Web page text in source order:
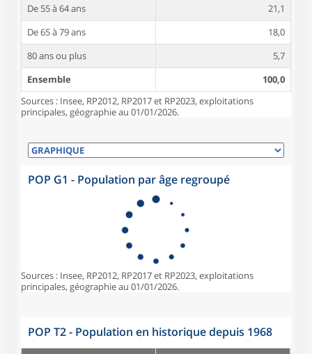
De 55 à 64 ans
21,1
De 65 à 79 ans
18,0
80 ans ou plus
5,7
Ensemble
100,0
Sources : Insee, RP2012, RP2017 et RP2023, exploitations
principales, géographie au 01/01/2026.
POP G1 - Population par âge regroupé
Sources : Insee, RP2012, RP2017 et RP2023, exploitations
principales, géographie au 01/01/2026.
POP T2 - Population en historique depuis 1968